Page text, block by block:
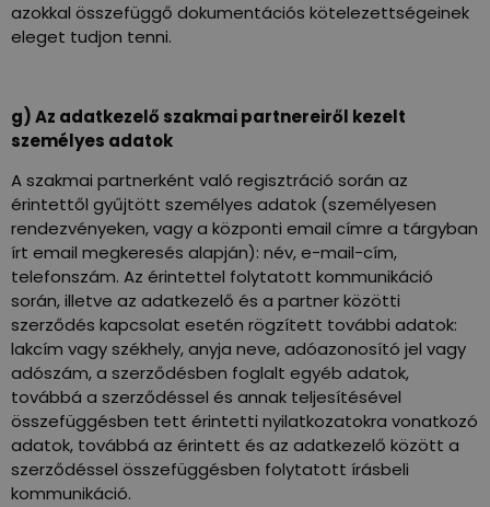
azokkal összefüggő dokumentációs kötelezettségeinek
eleget tudjon tenni.
g) Az adatkezelő szakmai partnereiről kezelt
személyes adatok
A szakmai partnerként való regisztráció során az
érintettől gyűjtött személyes adatok (személyesen
rendezvényeken, vagy a központi email címre a tárgyban
írt email megkeresés alapján): név, e-mail-cím,
telefonszám. Az érintettel folytatott kommunikáció
során, illetve az adatkezelő és a partner közötti
szerződés kapcsolat esetén rögzített további adatok:
lakcím vagy székhely, anyja neve, adóazonosító jel vagy
adószám, a szerződésben foglalt egyéb adatok,
továbbá a szerződéssel és annak teljesítésével
összefüggésben tett érintetti nyilatkozatokra vonatkozó
adatok, továbbá az érintett és az adatkezelő között a
szerződéssel összefüggésben folytatott írásbeli
kommunikáció.